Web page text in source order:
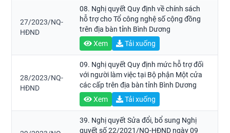
chế độ chi phục vụ hoạt động của Hội
đồng nhân dân các cấp trên địa bàn tỉnh
Bình Dương
27/2023/NQ-
HĐND
08. Nghị quyết Quy định về chính sách
hỗ trợ cho Tổ công nghệ số cộng đồng
trên địa bàn tỉnh Bình Dương
Xem
Tải xuống
28/2023/NQ-
HĐND
09. Nghị quyết Quy định mức hỗ trợ đối
với người làm việc tại Bộ phận Một cửa
các cấp trên địa bàn tỉnh Bình Dương
Xem
Tải xuống
39. Nghị quyết Sửa đổi, bổ sung Nghị
quyết số 22/2021/NQ-HĐND ngày 09